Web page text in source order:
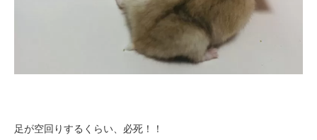
足が空回りするくらい、必死！！